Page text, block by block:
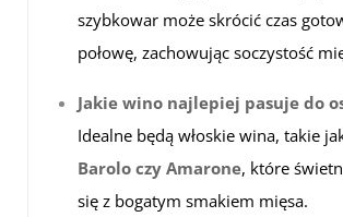
szybkowar może skrócić czas
połowę, zachowując soczystość
Jakie wino najlepiej pasuje do
Idealne będą włoskie wina, takie
Barolo czy Amarone, które
się z bogatym smakiem mięsa.